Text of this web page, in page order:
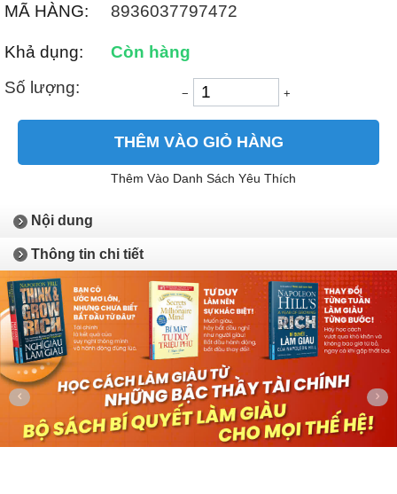
MÃ HÀNG: 8936037797472
Khả dụng:
Còn hàng
Số lượng:
− +
THÊM VÀO GIỎ HÀNG
Thêm Vào Danh Sách Yêu Thích
Nội dung
Thông tin chi tiết